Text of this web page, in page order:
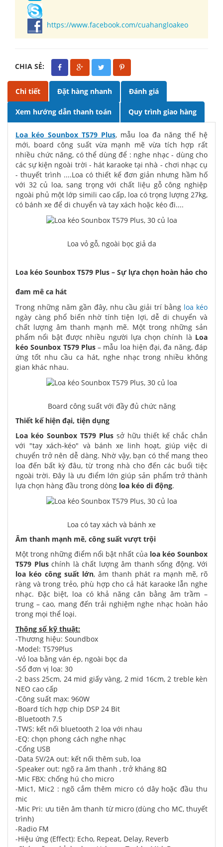
https://www.facebook.com/cuahangloakeo
CHIA SẺ:
Chi tiết Đặt hàng nhanh Đánh giá
Xem hướng dẫn thanh toán Quy trình giao hàng
Loa kéo Sounbox T579 Plus, mẫu loa đa năng thế hệ
mới, board công suất vừa mạnh mẽ vừa tích hợp rất
nhiều chức năng, có thể dùng để : nghe nhạc - dùng cho
các sự kiện ngoài trời - hát karaoke tại nhà - chơi nhạc cụ
- thuyết trình ....Loa có thiết kế đơn giản nhưng hầm hố
với 32 củ loa, sang trọng với chất liệu gỗ công nghiệp
ngoài phủ một lớp simili cao cấp, loa có trọng lượng 27kg,
có bánh xe để di chuyển và tay xách hoặc kéo đi....
Loa vỏ gỗ, ngoài bọc giả da
Loa kéo Sounbox T579 Plus – Sự lựa chọn hoàn hảo cho
đam mê ca hát
Trong những năm gần đây, nhu cầu giải trí bằng loa kéo
ngày càng phổ biến nhờ tính tiện lợi, dễ di chuyển và
chất lượng âm thanh mạnh mẽ. Một trong những sản
phẩm nổi bật được nhiều người lựa chọn chính là Loa
kéo Sounbox T579 Plus– mẫu loa hiện đại, đa năng, đáp
ứng tốt nhu cầu ca hát, nghe nhạc trong nhiều không
gian khác nhau.
Board công suất với đầy đủ chức năng
Thiết kế hiện đại, tiện dụng
Loa kéo Sounbox T579 Plus sở hữu thiết kế chắc chắn
với "tay xách-kéo" và bánh xe linh hoạt, giúp việc di
chuyển trở nên dễ dàng. Nhờ vậy, bạn có thể mang theo
loa đến bất kỳ đâu, từ trong nhà cho đến các buổi tiệc
ngoài trời. Đây là ưu điểm lớn giúp sản phẩm trở thành
lựa chọn hàng đầu trong dòng loa kéo di động.
Loa có tay xách và bánh xe
Âm thanh mạnh mẽ, công suất vượt trội
Một trong những điểm nổi bật nhất của loa kéo Sounbox
T579 Pluschính là chất lượng âm thanh sống động. Với
loa kéo công suất lớn, âm thanh phát ra mạnh mẽ, rõ
ràng và trong trẻo, phù hợp cho cả hát karaoke lẫn nghe
nhạc. Đặc biệt, loa có khả năng cân bằng âm trầm –
trung – cao, mang đến trải nghiệm nghe nhạc hoàn hảo
trong mọi thể loại.
Thông số kỹ thuật:
-Thương hiệu: Soundbox
-Model: T579Plus
-Vỏ loa bằng ván ép, ngoài bọc da
-Số đơn vị loa: 30
-2 bass 25cm, 24 mid giấy vàng, 2 mid 16cm, 2 treble kèn
NEO cao cấp
-Công suất max: 960W
-Board tích hợp chip DSP 24 Bit
-Bluetooth 7.5
-TWS: kết nối bluetooth 2 loa với nhau
-EQ: chọn phong cách nghe nhạc
-Cổng USB
-Data 5V/2A out: kết nối thêm sub, loa
-Speaker out: ngõ ra âm thanh , trở kháng 8Ω
-Mic FBX: chống hú cho micro
-Mic1, Mic2 : ngõ cắm thêm micro có dây hoặc đầu thu
mic
-Mic Pri: ưu tiên âm thanh từ micro (dùng cho MC, thuyết
trình)
-Radio FM
-Hiệu ứng (Effect): Echo, Repeat, Delay, Reverb